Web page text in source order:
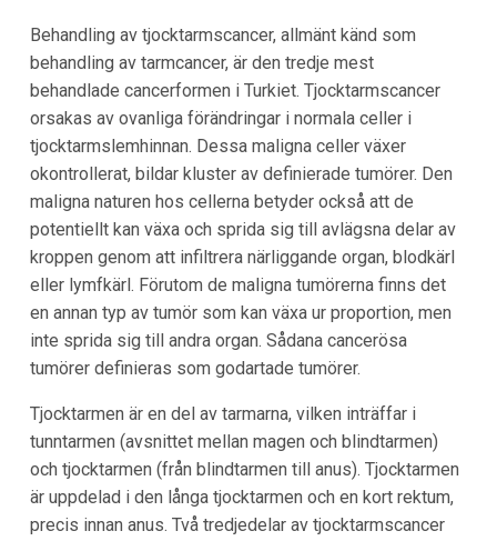
Behandling av tjocktarmscancer, allmänt känd som
behandling av tarmcancer, är den tredje mest
behandlade cancerformen i Turkiet. Tjocktarmscancer
orsakas av ovanliga förändringar i normala celler i
tjocktarmslemhinnan. Dessa maligna celler växer
okontrollerat, bildar kluster av definierade tumörer. Den
maligna naturen hos cellerna betyder också att de
potentiellt kan växa och sprida sig till avlägsna delar av
kroppen genom att infiltrera närliggande organ, blodkärl
eller lymfkärl. Förutom de maligna tumörerna finns det
en annan typ av tumör som kan växa ur proportion, men
inte sprida sig till andra organ. Sådana cancerösa
tumörer definieras som godartade tumörer.
Tjocktarmen är en del av tarmarna, vilken inträffar i
tunntarmen (avsnittet mellan magen och blindtarmen)
och tjocktarmen (från blindtarmen till anus). Tjocktarmen
är uppdelad i den långa tjocktarmen och en kort rektum,
precis innan anus. Två tredjedelar av tjocktarmscancer